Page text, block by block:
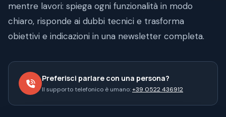
mentre lavori: spiega ogni funzionalità in modo
chiaro, risponde ai dubbi tecnici e trasforma
obiettivi e indicazioni in una newsletter completa.
Preferisci parlare con una persona?
Il supporto telefonico è umano:+39 0522 436912